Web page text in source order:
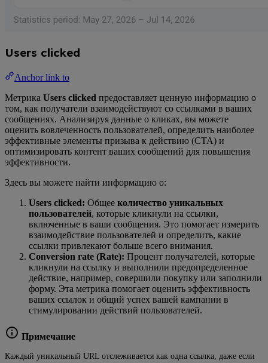
Users clicked
Anchor link to
Метрика Users clicked предоставляет ценную информацию о
том, как получатели взаимодействуют со ссылками в ваших
сообщениях. Анализируя данные о кликах, вы можете
оценить вовлеченность пользователей, определить наиболее
эффективные элементы призыва к действию (CTA) и
оптимизировать контент ваших сообщений для повышения
эффективности.
Здесь вы можете найти информацию о:
Users clicked: Общее количество уникальных
пользователей, которые кликнули на ссылки,
включенные в ваши сообщения. Это помогает измерить
взаимодействие пользователей и определить, какие
ссылки привлекают больше всего внимания.
Conversion rate (Rate): Процент получателей, которые
кликнули на ссылку и выполнили предопределенное
действие, например, совершили покупку или заполнили
форму. Эта метрика помогает оценить эффективность
ваших ссылок и общий успех вашей кампании в
стимулировании действий пользователей.
Примечание
Каждый уникальный URL отслеживается как одна ссылка, даже если